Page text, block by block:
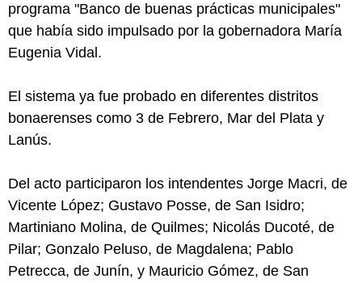
programa "Banco de buenas prácticas municipales"
que había sido impulsado por la gobernadora María
Eugenia Vidal.
El sistema ya fue probado en diferentes distritos
bonaerenses como 3 de Febrero, Mar del Plata y
Lanús.
Del acto participaron los intendentes Jorge Macri, de
Vicente López; Gustavo Posse, de San Isidro;
Martiniano Molina, de Quilmes; Nicolás Ducoté, de
Pilar; Gonzalo Peluso, de Magdalena; Pablo
Petrecca, de Junín, y Mauricio Gómez, de San